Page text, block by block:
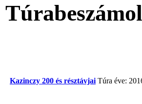
Kazinczy 200 és résztávjai Túra éve: